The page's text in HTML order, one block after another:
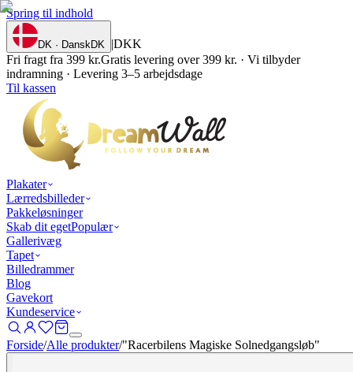
Spring til indhold
DK · DanskDK |DKK
Fri fragt fra 399 kr.Gratis levering over 399 kr. · Vi tilbyder
indramning · Levering 3–5 arbejdsdage
Til kassen
Plakater
Lærredsbilleder
Pakkeløsninger
Skab dit egetPopulær
Gallerivæg
Tapet
Billedrammer
Blog
Gavekort
Kundeservice
Forside/Alle produkter/"Racerbilens Magiske Solnedgangsløb"